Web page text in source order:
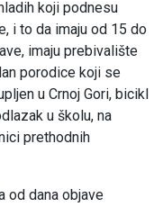
koji podnesu
i to da imaju od 15 do
imaju prebivalište
porodice koji se
u Crnoj Gori, bicikl
u školu, na
prethodnih
od dana objave